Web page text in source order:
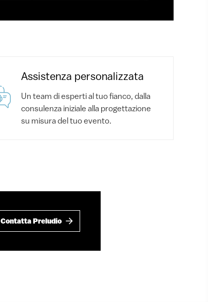
Assistenza personalizzata
Un team di esperti al tuo fianco, dalla
consulenza iniziale alla progettazione
su misura del tuo evento.
Contatta Preludio